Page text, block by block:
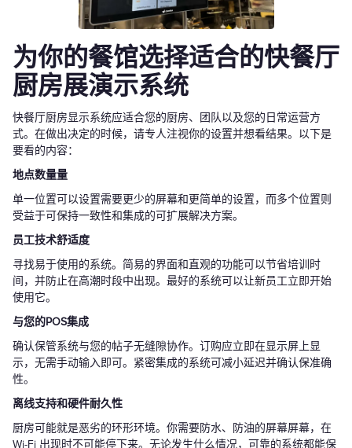
为你的餐馆选择适合的快餐厅
厨房展演示系统
快餐厅厨房显示系统应适合您的厨房、团队以及您的日常运营方
式。在做出决定的时候，请专人注视你的设置并想看结果。以下是
要看的内容：
地点数量量
单一位置可以设置需要更少的屏幕和更简单的设置，而多个位置则
受益于可保持一致性和集成的可扩展解决方案。
员工技术舒适度
寻找易于使用的系统。简易的界面和直观的功能可以节省培训时
间，并防止在高潮时段中出现。最好的系统可以让新员工立即开始
使用它。
与您的POS集成
确认保管系统与您的帖子无缝隙协作。订购应立即在显示屏上显
示，无需手动输入即可。紧密集成的系统可减小延迟并确认保准确
性。
离线支持和硬件耐久性
厨房可能就是恶劣的环形环境。你需要防水、防油的屏幕屏幕，在
Wi-Fi 出现时不可能停下来。无论发生什么情况，可靠的系统都能保